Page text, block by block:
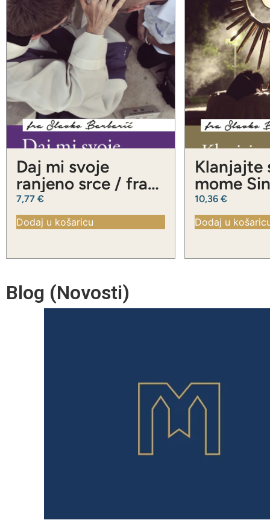
Daj mi svoje
ranjeno srce / fra
Slavko Barbarić
7,77 €
Dodaj u košaricu
Klanjajte
mome
Slavko
10,36 €
Dodaj u
Blog (Novosti)